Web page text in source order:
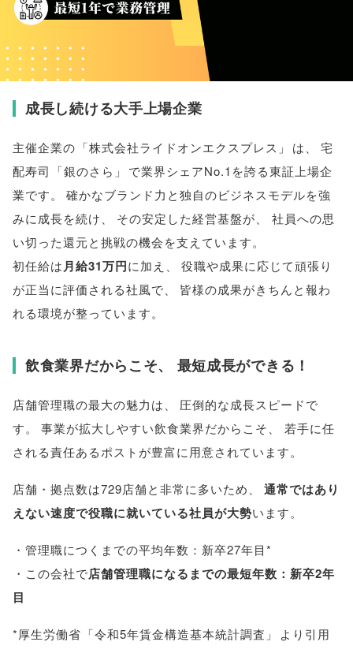
成長し続ける大手上場企業
主催企業の 「株式会社ライドオンエクスプレス 」 は、
宅
配寿司
「銀のさら 」
で業界シェアNo.1を誇る東証上場企
業です。
確かなブランド力と独自のビジネスモデルを強
みに成長を続け、 その安定した経営基盤が、
社員への思
い切った還元と挑戦の機会を支えています。
初任給は月給31万円に加え 、
役職や成果に応じて頑張り
が正当に評価される社風で、 皆様の成果がきちんと報わ
れる環境が整っています。
飲食業界だからこそ、 最短成長ができる！
店舗管理職の最大の魅力は、
圧倒的な成長スピードで
す。 事業が拡大しやすい飲食業界だからこそ、
若手に任
される責任あるポストが豊富に用意されています。
店舗・拠点数は729店舗と非常に多いため、
通常ではあり
えない速度で役職に就いている社員が大勢います。
・管理職につくまでの平均年数：新卒27年目*
・この会社で店舗管理職になるまでの最短年数：新卒2年
目
*厚生労働省 「令和5年賃金構造基本統計調査 」 より引用